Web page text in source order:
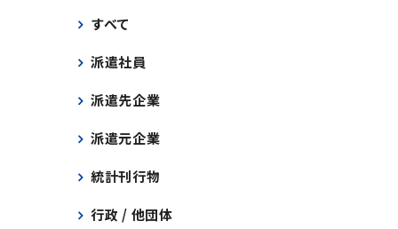
すべて
派遣社員
派遣先企業
派遣元企業
統計刊行物
行政 / 他団体